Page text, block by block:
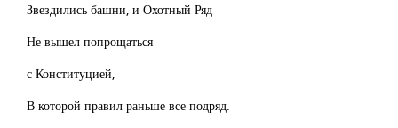
Звездились башни, и Охотный Ряд
Не вышел попрощаться
с Конституцией,
В которой правил раньше все подряд.